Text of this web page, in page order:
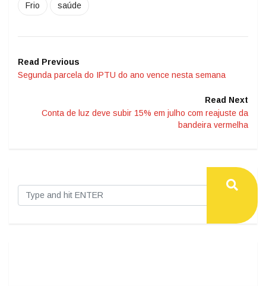
Frio saúde
Read Previous
Segunda parcela do IPTU do ano vence nesta semana
Read Next
Conta de luz deve subir 15% em julho com reajuste da
bandeira vermelha